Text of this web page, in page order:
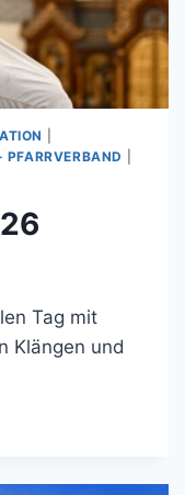
PFARRVERBAND
Tag mit
Klängen und